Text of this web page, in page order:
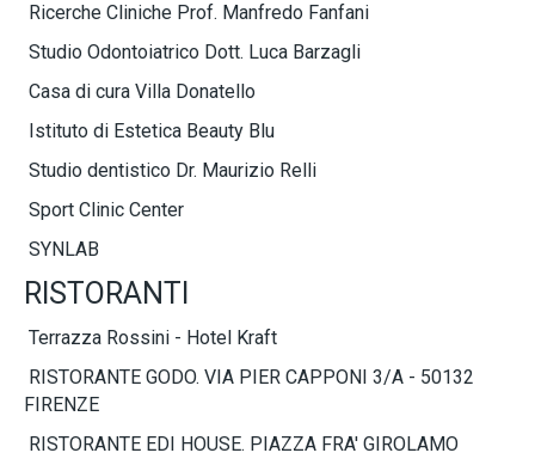
Ricerche Cliniche Prof. Manfredo Fanfani
Studio Odontoiatrico Dott. Luca Barzagli
Casa di cura Villa Donatello
Istituto di Estetica Beauty Blu
Studio dentistico Dr. Maurizio Relli
Sport Clinic Center
SYNLAB
RISTORANTI
Terrazza Rossini - Hotel Kraft
RISTORANTE GODO. VIA PIER CAPPONI 3/A - 50132
FIRENZE
RISTORANTE EDI HOUSE. PIAZZA FRA' GIROLAMO